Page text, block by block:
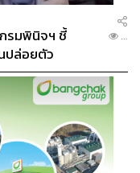
รมพินิจฯ ชี้
ปล่อยตัว
...